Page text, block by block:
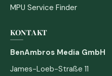
MPU Service Finder
KONTAKT
BenAmbros Media GmbH
James-Loeb-Straße 11